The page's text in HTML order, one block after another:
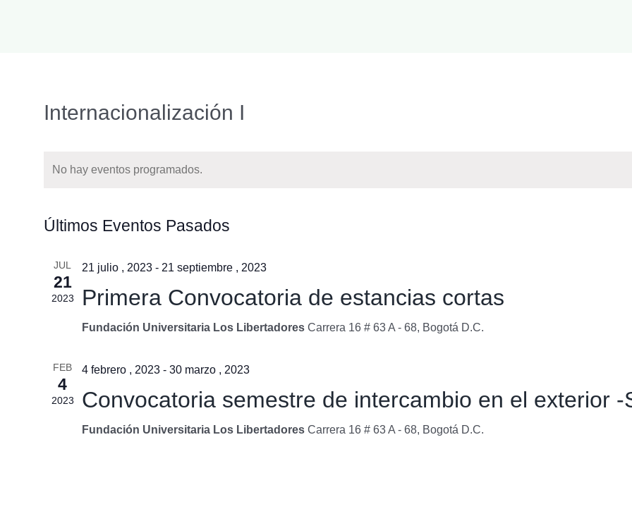
Internacionalización I
No hay eventos programados.
Últimos Eventos Pasados
JUL
21
2023
21 julio , 2023- 21 septiembre , 2023
Primera Convocatoria de estancias cortas
Fundación Universitaria Los Libertadores Carrera 16 # 63 A - 68, Bogotá D.C.
FEB
4
2023
4 febrero , 2023- 30 marzo , 2023
Convocatoria semestre de intercambio en el exterior -
Fundación Universitaria Los Libertadores Carrera 16 # 63 A - 68, Bogotá D.C.